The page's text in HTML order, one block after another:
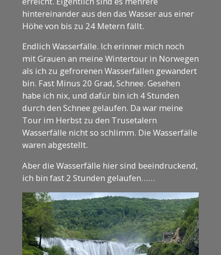
hintereinander aus den das Wasser aus einer
Höhe von bis zu 24 Metern fällt.
Endlich Wasserfälle. Ich erinner mich noch
mit Grauen an meine Wintertour in Norwegen
als ich zu gefrorenen Wasserfällen gewandert
bin. Fast Minus 20 Grad, Schnee. Gesehen
habe ich nix, und dafür bin ich 4 Stunden
durch den Schnee gelaufen. Da war meine
Tour im Herbst zu den Trusetalern
Wasserfälle nicht so schlimm. Die Wasserfälle
waren abgestellt.
Aber die Wasserfälle hier sind beeindruckend,
ich bin fast 2 Stunden gelaufen……